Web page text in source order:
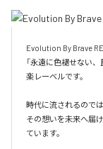
Evolution By Brave
「永遠に色褪せない
楽レーベルです。
時代に流されるので
その想いを未来へ届
ています。